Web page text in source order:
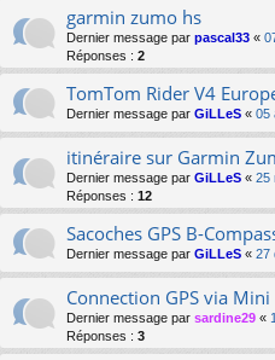
garmin zumo hs
Dernier message par pascal33 «
Réponses : 2
TomTom Rider V4
Dernier message par GiLLeS « 05
itinéraire sur Garmin
Dernier message par GiLLeS « 25
Réponses : 12
Sacoches GPS B-
Dernier message par GiLLeS « 27
Connection GPS via Mini
Dernier message par sardine29 «
Réponses : 3